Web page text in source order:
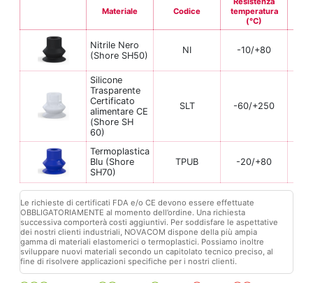
Materiale Codice
temperatura
(°C)
Nitrile Nero
(Shore SH50)
NI -10/+80
Silicone
Trasparente
Certificato
alimentare CE
(Shore SH
60)
SLT -60/+250
Termoplastica
Blu (Shore
SH70)
TPUB -20/+80
Le richieste di certificati FDA e/o CE devono essere effettuate
OBBLIGATORIAMENTE al momento dell’ordine. Una richiesta
successiva comporterà costi aggiuntivi. Per soddisfare le aspettative
dei nostri clienti industriali, NOVACOM dispone della più ampia
gamma di materiali elastomerici o termoplastici. Possiamo inoltre
sviluppare nuovi materiali secondo un capitolato tecnico preciso, al
fine di risolvere applicazioni specifiche per i nostri clienti.